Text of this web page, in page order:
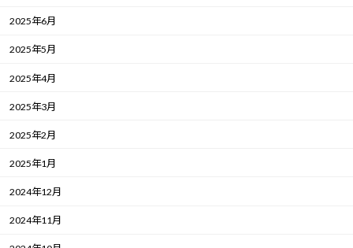
2025年6月
2025年5月
2025年4月
2025年3月
2025年2月
2025年1月
2024年12月
2024年11月